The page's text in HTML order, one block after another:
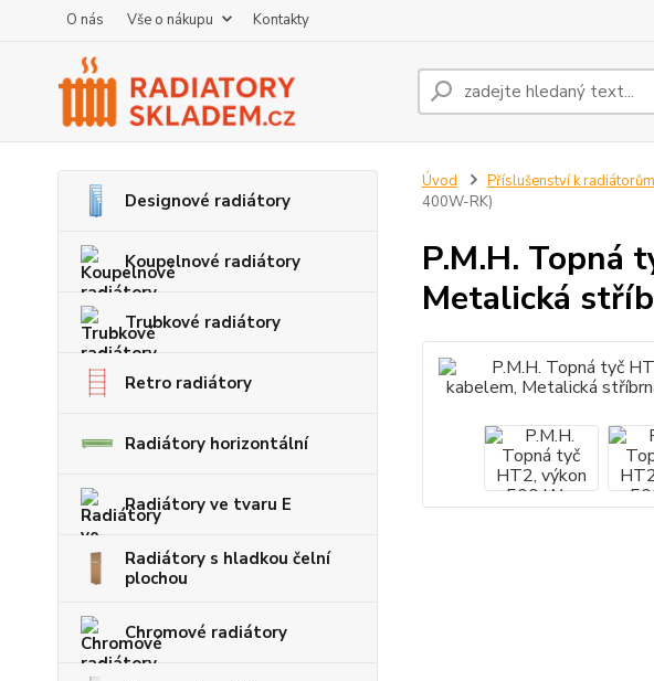
O nás Vše o nákupu Kontakty
Designové radiátory
Koupelnové radiátory
Trubkové radiátory
Retro radiátory
Radiátory horizontální
Radiátory ve tvaru E
Radiátory s hladkou čelní
plochou
Chromové radiátory
Úvod Příslušenství k radiátorům
400W-RK)
P.M.H. Topná
Metalická